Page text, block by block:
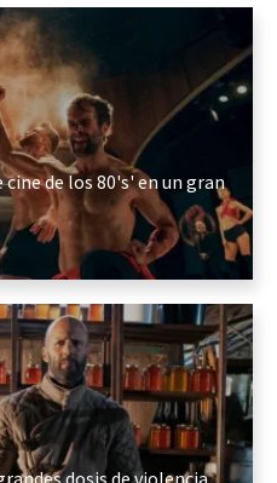
de los 80's' en un gran
dosis de violencia,